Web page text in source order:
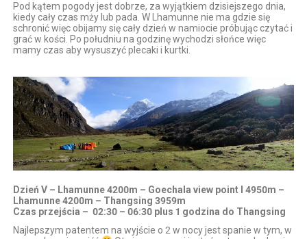
Pod kątem pogody jest dobrze, za wyjątkiem dzisiejszego dnia,
kiedy cały czas mży lub pada. W Lhamunne nie ma gdzie się
schronić więc obijamy się cały dzień w namiocie próbując czytać i
grać w kości. Po południu na godzinę wychodzi słońce więc
mamy czas aby wysuszyć plecaki i kurtki.
Dzień V – Lhamunne 4200m – Goechala view point I 4950m –
Lhamunne 4200m – Thangsing 3959m
Czas przejścia – 02:30 – 06:30 plus 1 godzina do Thangsing
Najlepszym patentem na wyjście o 2 w nocy jest spanie w tym, w